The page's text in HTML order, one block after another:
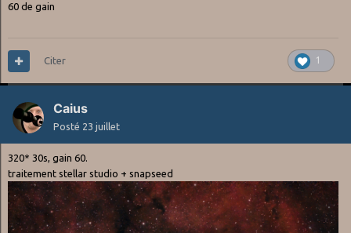
60 de gain
1
Citer
Caius
Posté 23 juillet
320* 30s, gain 60.
traitement stellar studio + snapseed